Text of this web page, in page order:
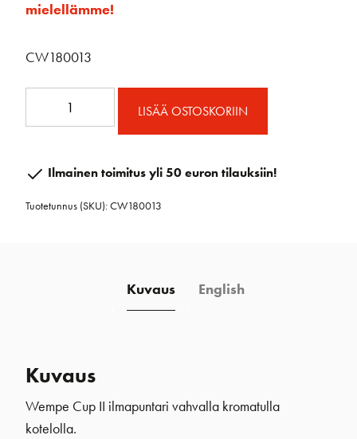
mielellämme!
CW180013
kromi
LISÄÄ OSTOSKORIIN
Ilmainen toimitus yli 50 euron tilauksiin!
Tuotetunnus (SKU):CW180013
Kuvaus English
Kuvaus
Wempe Cup II ilmapuntari vahvalla kromatulla
kotelolla.